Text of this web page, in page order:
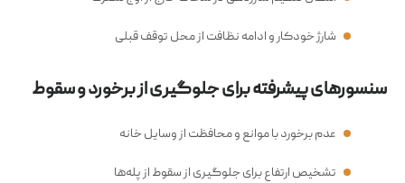
شارژ خودکار و ادامه نظافت از محل توقف قبلی
سنسورهای پیشرفته برای جلوگیری از برخورد و سقوط
عدم برخورد با موانع و محافظت از وسایل خانه
تشخیص ارتفاع برای جلوگیری از سقوط از پله‌ها